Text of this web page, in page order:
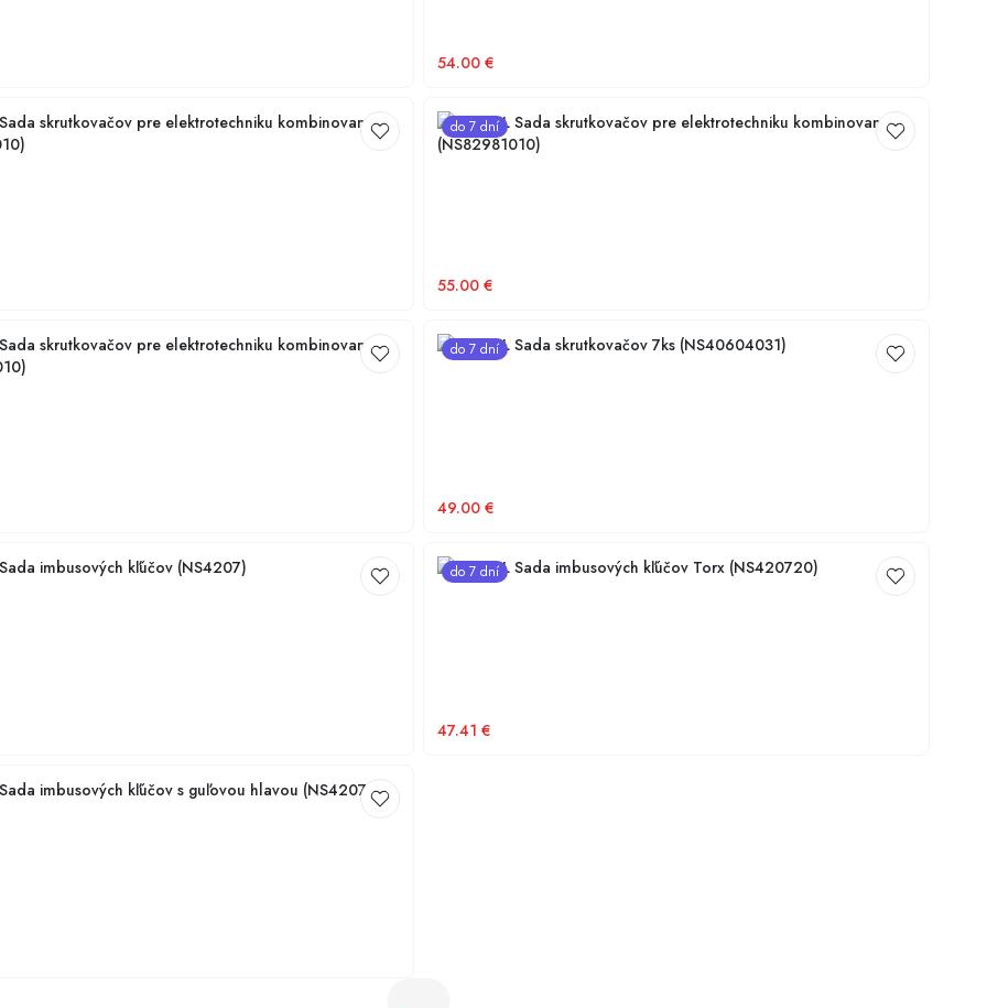
54.00 €
skrutkovačov pre elektrotechniku kombinovaná
do 7 dní
NG TOOL Sada skrutkovačov pre elektrotechniku kombinovaná
(NS82981010)
55.00 €
skrutkovačov pre elektrotechniku kombinovaná
do 7 dní NG TOOL Sada skrutkovačov 7ks (NS40604031)
49.00 €
imbusových kľúčov (NS4207) do 7 dní
NG TOOL Sada imbusových kľúčov Torx (NS420720)
47.41 €
imbusových kľúčov s guľovou hlavou (NS420740)